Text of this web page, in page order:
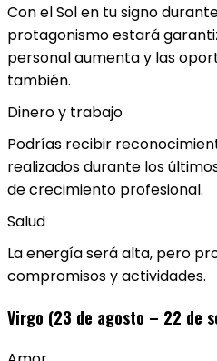
Con el Sol en tu signo
protagonismo estará
personal aumenta y las
también.
Dinero y trabajo
Podrías recibir
realizados durante los
de crecimiento profesional.
Salud
La energía será alta, pero
compromisos y actividades.
Virgo (23 de agosto – 22 de